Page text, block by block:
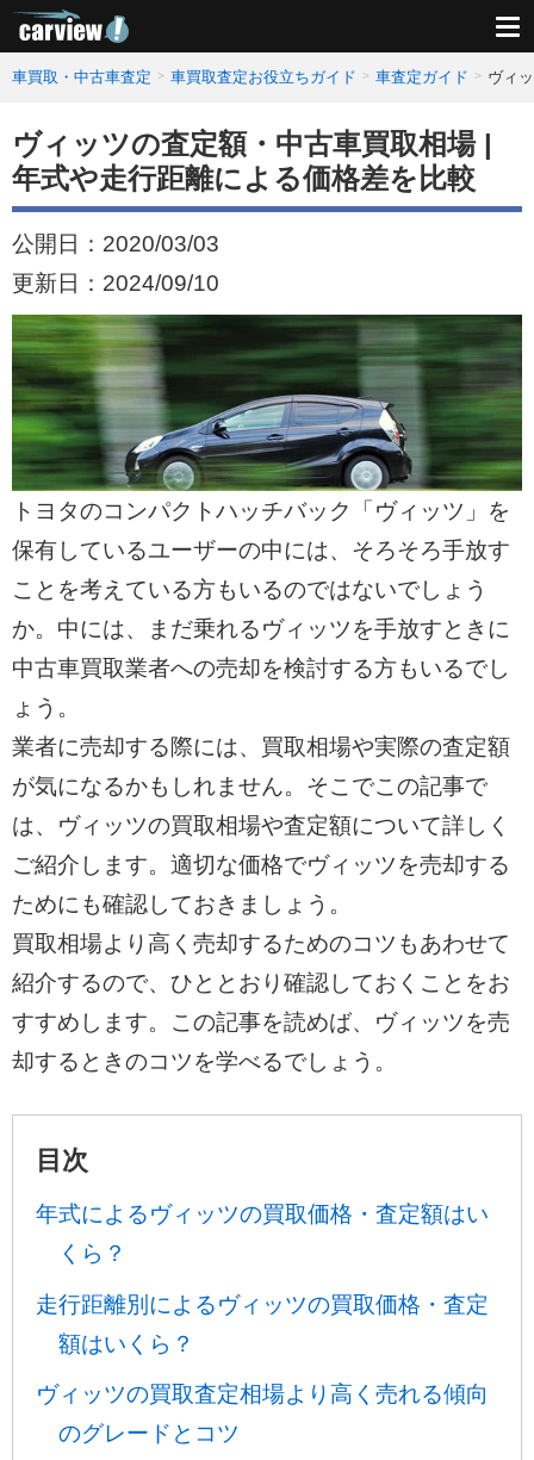
車買取・中古車査定 車買取査定お役立ちガイド 車査定ガイド ヴィ
ヴィッツの査定額・中古車買取相場 |
年式や走行距離による価格差を比較
公開日： 2020/03/03
更新日： 2024/09/10
トヨタのコンパクトハッチバック「ヴィッツ」を
保有しているユーザーの中には、そろそろ手放す
ことを考えている方もいるのではないでしょう
か。中には、まだ乗れるヴィッツを手放すときに
中古車買取業者への売却を検討する方もいるでし
ょう。
業者に売却する際には、買取相場や実際の査定額
が気になるかもしれません。そこでこの記事で
は、ヴィッツの買取相場や査定額について詳しく
ご紹介します。適切な価格でヴィッツを売却する
ためにも確認しておきましょう。
買取相場より高く売却するためのコツもあわせて
紹介するので、ひととおり確認しておくことをお
すすめします。この記事を読めば、ヴィッツを売
却するときのコツを学べるでしょう。
目次
年式によるヴィッツの買取価格・査定額はい
くら？
走行距離別によるヴィッツの買取価格・査定
額はいくら？
ヴィッツの買取査定相場より高く売れる傾向
のグレードとコツ